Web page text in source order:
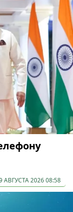
АВГУСТА 2026 08:58